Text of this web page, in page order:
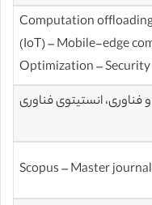
Computation
(IoT) – Mobile-edge
Optimization – Security
فناوری، انستیتوی فناوری
Scopus – Master